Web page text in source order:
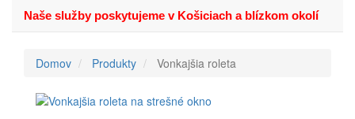
Naše služby poskytujeme v Košiciach a blízkom okolí
Domov Produkty Vonkajšia roleta